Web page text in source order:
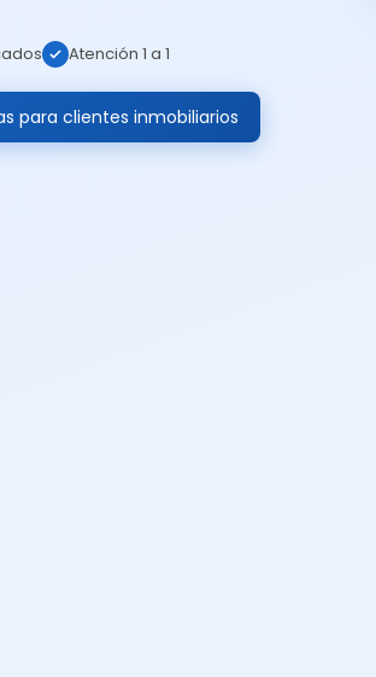
Atención 1 a 1
para clientes inmobiliarios